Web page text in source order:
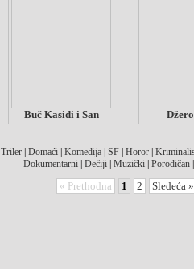
Buč Kasidi i San
Triler| Domaći| Komedija| SF| Horor|
Dokumentarni Dečiji Muzički Porodičan
« Prethodna 1 2 Sledeća »